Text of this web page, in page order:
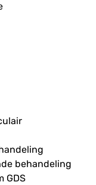
behandeling
GDS